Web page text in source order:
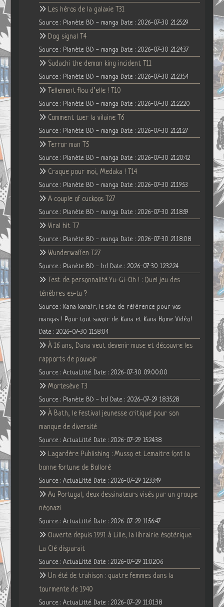
Les héros de la galaxie T31
Source : Planète BD - manga Date : 2026-07-30 21:25:29
Dog signal T4
Source : Planète BD - manga Date : 2026-07-30 21:24:37
Sudachi the demon king incident T11
Source : Planète BD - manga Date : 2026-07-30 21:23:54
Tellement flou d’elle ! T10
Source : Planète BD - manga Date : 2026-07-30 21:22:20
Comment tuer la vilaine T6
Source : Planète BD - manga Date : 2026-07-30 21:21:27
Terror man T5
Source : Planète BD - manga Date : 2026-07-30 21:20:42
Craque pour moi, Medaka ! T14
Source : Planète BD - manga Date : 2026-07-30 21:19:53
A couple of cuckoos T27
Source : Planète BD - manga Date : 2026-07-30 21:18:59
Viral hit T7
Source : Planète BD - manga Date : 2026-07-30 21:18:08
Wunderwaffen T27
Source : Planète BD - bd Date : 2026-07-30 12:32:24
Test de personnalité Yu-Gi-Oh ! : Quel jeu des
ténèbres es-tu ?
Source : Kana kana.fr, le site de référence pour vos
mangas ! Pour tout savoir de Kana et Kana Home Vidéo!
Date : 2026-07-30 11:58:04
À 16 ans, Dana veut devenir muse et découvre les
rapports de pouvoir
Source : ActuaLitté Date : 2026-07-30 09:00:00
Mortesève T3
Source : Planète BD - bd Date : 2026-07-29 18:35:28
À Bath, le festival jeunesse critiqué pour son
manque de diversité
Source : ActuaLitté Date : 2026-07-29 15:24:38
Lagardère Publishing : Musso et Lemaitre font la
bonne fortune de Bolloré
Source : ActuaLitté Date : 2026-07-29 12:33:49
Au Portugal, deux dessinateurs visés par un groupe
néonazi
Source : ActuaLitté Date : 2026-07-29 11:56:47
Ouverte depuis 1991 à Lille, la librairie ésotérique
La Clé disparait
Source : ActuaLitté Date : 2026-07-29 11:02:06
Un été de trahison : quatre femmes dans la
tourmente de 1940
Source : ActuaLitté Date : 2026-07-29 11:01:38